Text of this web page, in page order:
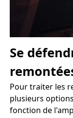
Se
Pour traiter les
plusieurs
fonction de